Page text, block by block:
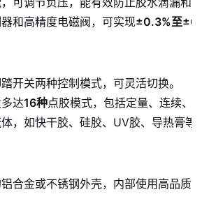
和高精度电磁阀，可实现±0.3%至
开关两种控制模式，可灵活切换。
达16种点胶模式，包括定量、连续、
，如快干胶、硅胶、UV胶、导热膏
合金或不锈钢外壳，内部使用高品质